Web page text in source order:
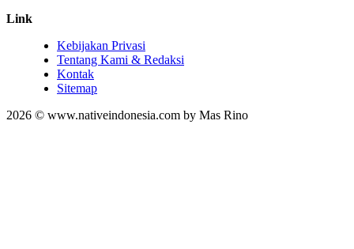
Link
Kebijakan Privasi
Tentang Kami & Redaksi
Kontak
Sitemap
2026 © www.nativeindonesia.com by Mas Rino